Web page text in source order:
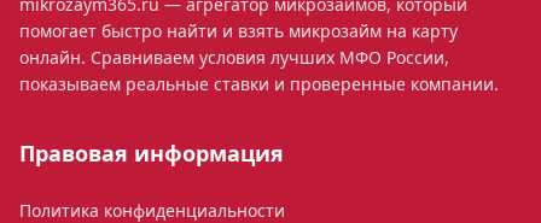
помогает быстро найти и взять микрозайм на карту
онлайн. Сравниваем условия лучших МФО России,
показываем реальные ставки и проверенные компании.
Правовая информация
Политика конфиденциальности